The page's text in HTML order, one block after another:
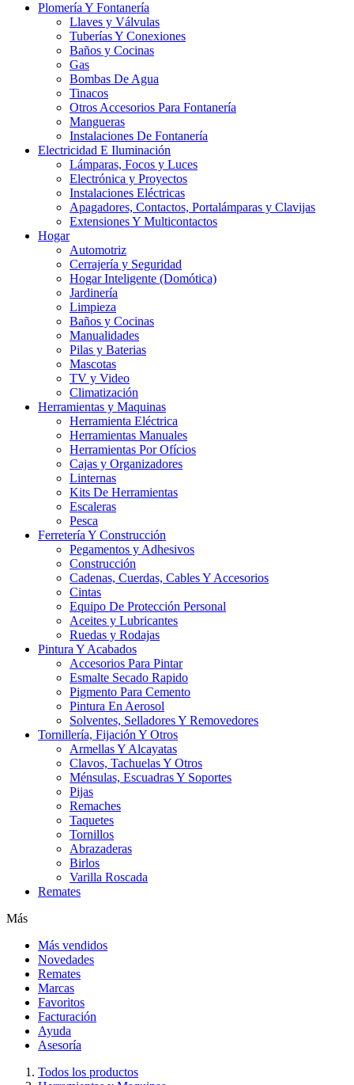
Plomería Y Fontanería
Llaves y Válvulas
Tuberías Y Conexiones
Baños y Cocinas
Gas
Bombas De Agua
Tinacos
Otros Accesorios Para Fontanería
Mangueras
Instalaciones De Fontanería
Electricidad E Iluminación
Lámparas, Focos y Luces
Electrónica y Proyectos
Instalaciones Eléctricas
Apagadores, Contactos, Portalámparas y Clavijas
Extensiones Y Multicontactos
Hogar
Automotriz
Cerrajería y Seguridad
Hogar Inteligente (Domótica)
Jardinería
Limpieza
Baños y Cocinas
Manualidades
Pilas y Baterias
Mascotas
TV y Video
Climatización
Herramientas y Maquinas
Herramienta Eléctrica
Herramientas Manuales
Herramientas Por Ofícios
Cajas y Organizadores
Linternas
Kits De Herramientas
Escaleras
Pesca
Ferretería Y Construcción
Pegamentos y Adhesivos
Construcción
Cadenas, Cuerdas, Cables Y Accesorios
Cintas
Equipo De Protección Personal
Aceites y Lubricantes
Ruedas y Rodajas
Pintura Y Acabados
Accesorios Para Pintar
Esmalte Secado Rapido
Pigmento Para Cemento
Pintura En Aerosol
Solventes, Selladores Y Removedores
Tornillería, Fijación Y Otros
Armellas Y Alcayatas
Clavos, Tachuelas Y Otros
Ménsulas, Escuadras Y Soportes
Pijas
Remaches
Taquetes
Tornillos
Abrazaderas
Birlos
Varilla Roscada
Remates
Más
Más vendidos
Novedades
Remates
Marcas
Favoritos
Facturación
Ayuda
Asesoría
Todos los productos